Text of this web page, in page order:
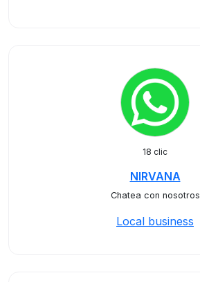
18 clic
NIRVANA
Chatea con nosotros
Local business